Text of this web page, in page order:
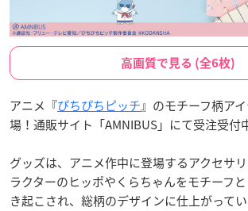
高画質で見る (全6枚)
アニメ『ぴちぴちピッチ』のモチーフ柄ア
場！通販サイト「AMNIBUS」にて受注受付
グッズは、アニメ作中に登場するアクセサ
ラクターのヒッポやくらちゃんをモチーフ
き起こされ、総柄のデザインに仕上がってい